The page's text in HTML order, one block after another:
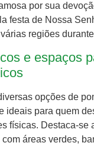
por sua
festa de Nossa
regiões
e espaços
opções de
ideais para quem
físicas. Destaca-se
áreas verdes,